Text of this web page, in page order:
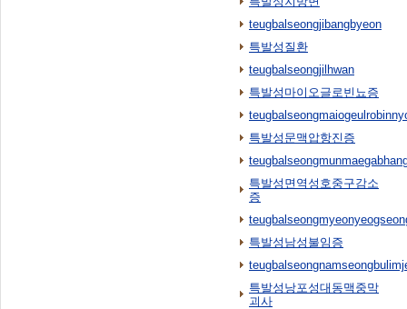
teugbalseongjibangbyeon
특발성질환
teugbalseongjilhwan
특발성마이오글로빈뇨증
특발성문맥압항진증
특발성면역성호중구감소
증
특발성남성불임증
특발성낭포성대동맥중막
괴사